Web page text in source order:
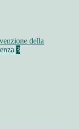
della
3